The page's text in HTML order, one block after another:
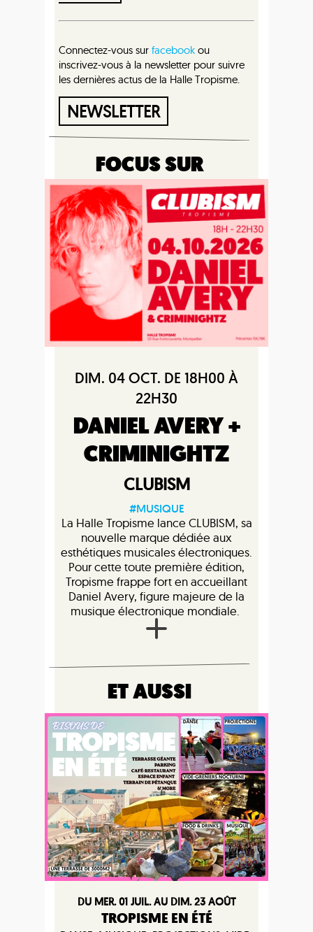
Connectez-vous sur facebook ou
inscrivez-vous à la newsletter pour suivre
les dernières actus de la Halle Tropisme.
NEWSLETTER
FOCUS SUR
DIM. 04 OCT. DE 18H00 À
22H30
DANIEL AVERY +
CRIMINIGHTZ
CLUBISM
#MUSIQUE
La Halle Tropisme lance CLUBISM, sa
nouvelle marque dédiée aux
esthétiques musicales électroniques.
Pour cette toute première édition,
Tropisme frappe fort en accueillant
Daniel Avery, figure majeure de la
musique électronique mondiale.
ET AUSSI
DU MER. 01 JUIL. AU DIM. 23 AOÛT
TROPISME EN ÉTÉ